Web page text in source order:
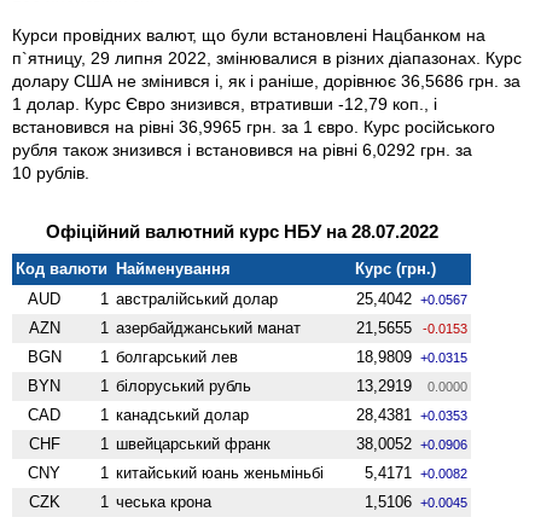
Курси провідних валют, що були встановлені Нацбанком на
п`ятницу, 29 липня 2022, змінювалися в різних діапазонах. Курс
долару США не змінився і, як і раніше, дорівнює 36,5686 грн. за
1 долар. Курс Євро знизився, втративши -12,79 коп., і
встановився на рівні 36,9965 грн. за 1 євро. Курс російського
рубля також знизився і встановився на рівні 6,0292 грн. за
10 рублів.
Офіційний валютний курс НБУ на 28.07.2022
Код валюти Найменування
Курс (грн.)
AUD
1 австралійський долар 25,4042 +0.0567
AZN 1 азербайджанський манат 21,5655 -0.0153
BGN 1 болгарський лев 18,9809 +0.0315
BYN 1 білоруський рубль 13,2919 0.0000
CAD 1 канадський долар 28,4381 +0.0353
CHF 1 швейцарський франк 38,0052 +0.0906
CNY 1 китайський юань женьмiньбi 5,4171 +0.0082
CZK 1 чеська крона 1,5106 +0.0045